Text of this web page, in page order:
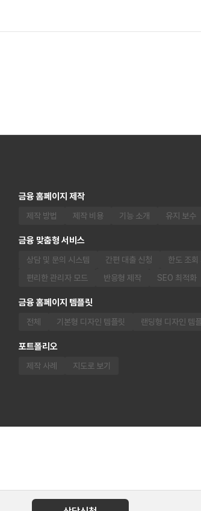
금융 홈페이지 제작
제작 방법 제작 비용 기능 소개 유지 보수
금융 맞춤형 서비스
상담 및 문의 시스템 간편 대출 신청
한도 조회
편리한 관리자 모드
반응형 제작 SEO 최적화
금융 홈페이지 템플릿
전체 기본형 디자인 템플릿 랜딩형 디자인 템
포트폴리오
제작 사례 지도로 보기